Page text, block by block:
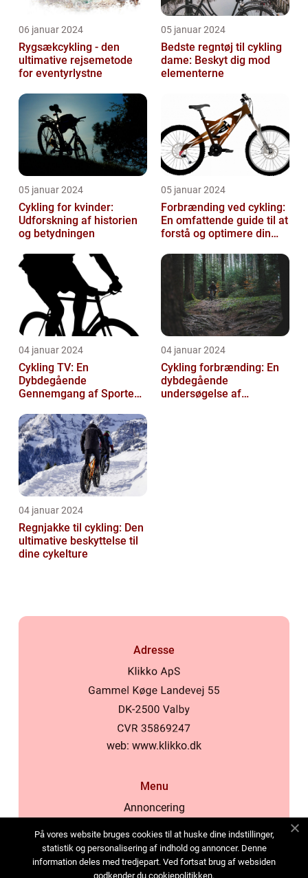
06 januar 2024
Rygsækcykling - den
ultimative rejsemetode
for eventyrlystne
05 januar 2024
Bedste regntøj til cykling
dame: Beskyt dig mod
elementerne
05 januar 2024
Cykling for kvinder:
Udforskning af historien
og betydningen
05 januar 2024
Forbrænding ved cykling:
En omfattende guide til at
forstå og optimere din
04 januar 2024
Cykling TV: En
Dybdegående
Gennemgang af Sportens
04 januar 2024
Cykling forbrænding: En
dybdegående
undersøgelse af
04 januar 2024
Regnjakke til cykling: Den
ultimative beskyttelse til
dine cykelture
Adresse
web: www.klikko.dk
Menu
Annoncering
Cookies
Kontakt os
På vores website bruges cookies til at huske dine indstillinger,
statistik og personalisering af indhold og annoncer. Denne
information deles med tredjepart. Ved fortsat brug af websiden
godkender du cookiepolitikken.